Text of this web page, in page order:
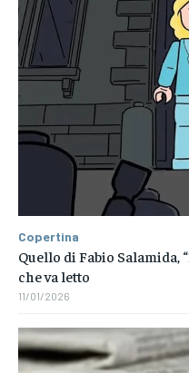
Copertina
Quello di Fabio Salamida,
che va letto
11/01/2026